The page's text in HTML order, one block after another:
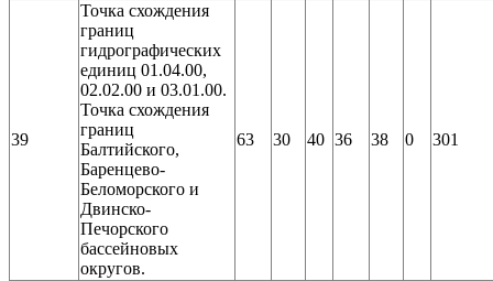
39
Точка схождения
границ
гидрографических
единиц 01.04.00,
02.02.00 и 03.01.00.
Точка схождения
границ
Балтийского,
Баренцево-
Беломорского и
Двинско-
Печорского
бассейновых
округов.
63 30 40 36 38 0 301